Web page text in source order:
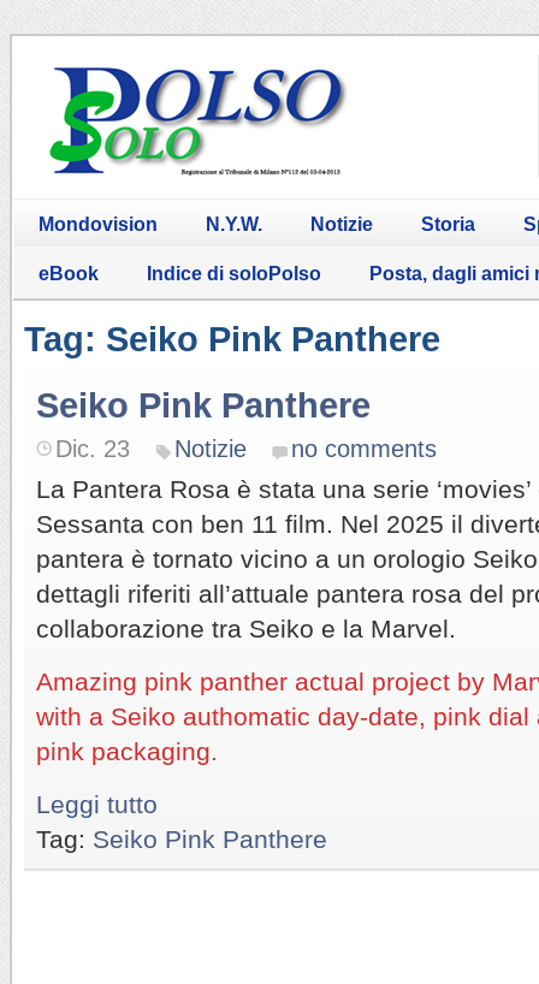
Mondovision N.Y.W. Notizie Storia
eBook Indice di soloPolso Posta, dagli amici
Tag: Seiko Pink Panthere
Seiko Pink Panthere
Dic. 23 Notizie no comments
La Pantera Rosa è stata una serie
Sessanta con ben 11 film. Nel 2025 il
pantera è tornato vicino a un orologio
dettagli riferiti all’attuale pantera rosa del
collaborazione tra Seiko e la Marvel.
Amazing pink panther actual project by
with a Seiko authomatic day-date, pink
pink packaging.
Leggi tutto
Tag: Seiko Pink Panthere